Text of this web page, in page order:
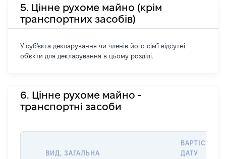
5. Цінне рухоме майно (крім
транспортних засобів)
У суб'єкта декларування чи членів його сім'ї відсутні
об'єкти для декларування в цьому розділі.
6. Цінне рухоме майно -
транспортні засоби
ВИД, ЗАГАЛЬНА
ВАРТІСТЬ НА
ДАТУ